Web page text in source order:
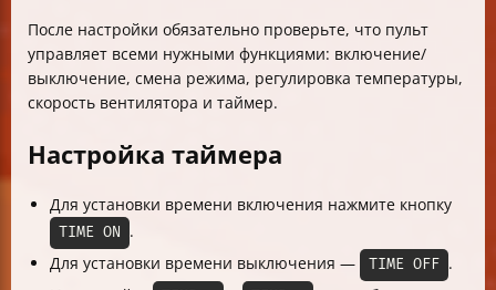
После настройки обязательно проверьте, что пульт
управляет всеми нужными функциями: включение/
выключение, смена режима, регулировка температуры,
скорость вентилятора и таймер.
Настройка таймера
Для установки времени включения нажмите кнопку
TIME ON
.
Для установки времени выключения —
TIME OFF .